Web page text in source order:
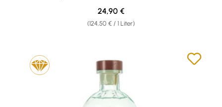
(124,50 € / 1 Liter)
Regulärer Preis:
24,90 €